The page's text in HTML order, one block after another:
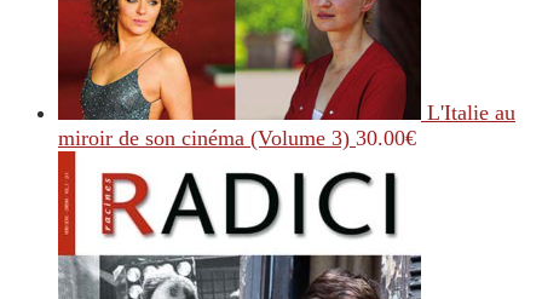
L'Italie au
miroir de son cinéma (Volume 3) 30.00€